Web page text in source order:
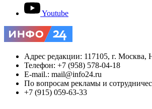
Youtube
Адрес редакции: 117105, г. Москва,
Телефон: +7 (958) 578-04-18
E-mail.: mail@info24.ru
По вопросам рекламы и
+7 (915) 059-63-33